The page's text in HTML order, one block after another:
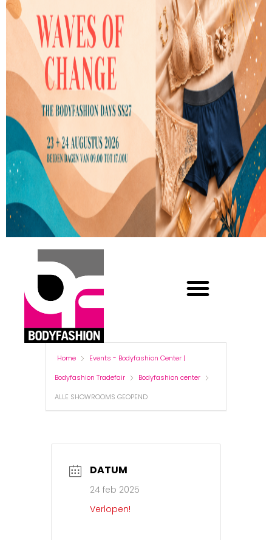
Home
Events - Bodyfashion Center |
Bodyfashion Tradefair
Bodyfashion center
ALLE SHOWROOMS GEOPEND
DATUM
24 feb 2025
Verlopen!